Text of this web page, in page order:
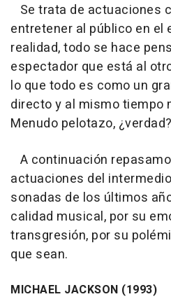
Se trata de actuaciones
entretener al público en el
realidad, todo se hace
espectador que está al
lo que todo es como un
directo y al mismo tiempo
Menudo pelotazo, ¿verdad?
A continuación
actuaciones del
sonadas de los últimos
calidad musical, por su
transgresión, por su
que sean.
MICHAEL JACKSON (1993)